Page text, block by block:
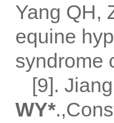
Yang QH,
equine
syndrome
[9].
WY*